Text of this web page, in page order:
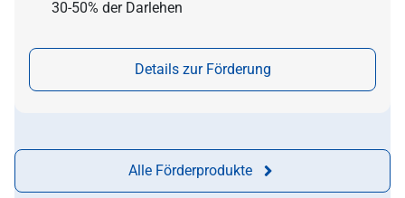
30-50% der Darlehen
Details zur Förderung
Alle Förderprodukte